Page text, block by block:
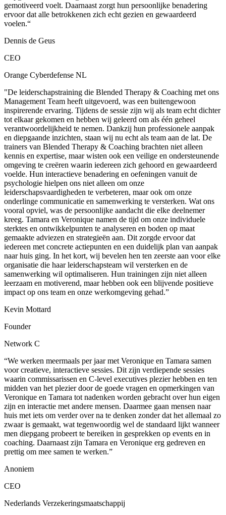
gemotiveerd voelt. Daarnaast zorgt hun persoonlijke benadering
ervoor dat alle betrokkenen zich echt gezien en gewaardeerd
voelen.“
Dennis de Geus
CEO
Orange Cyberdefense NL
"De leiderschapstraining die Blended Therapy & Coaching met ons
Management Team heeft uitgevoerd, was een buitengewoon
inspirerende ervaring. Tijdens de sessie zijn wij als team echt dichter
tot elkaar gekomen en hebben wij geleerd om als één geheel
verantwoordelijkheid te nemen. Dankzij hun professionele aanpak
en diepgaande inzichten, staan wij nu echt als team aan de lat. De
trainers van Blended Therapy & Coaching brachten niet alleen
kennis en expertise, maar wisten ook een veilige en ondersteunende
omgeving te creëren waarin iedereen zich gehoord en gewaardeerd
voelde. Hun interactieve benadering en oefeningen vanuit de
psychologie hielpen ons niet alleen om onze
leiderschapsvaardigheden te verbeteren, maar ook om onze
onderlinge communicatie en samenwerking te versterken. Wat ons
vooral opviel, was de persoonlijke aandacht die elke deelnemer
kreeg. Tamara en Veronique namen de tijd om onze individuele
sterktes en ontwikkelpunten te analyseren en boden op maat
gemaakte adviezen en strategieën aan. Dit zorgde ervoor dat
iedereen met concrete actiepunten en een duidelijk plan van aanpak
naar huis ging. In het kort, wij bevelen hen ten zeerste aan voor elke
organisatie die haar leiderschapsteam wil versterken en de
samenwerking wil optimaliseren. Hun trainingen zijn niet alleen
leerzaam en motiverend, maar hebben ook een blijvende positieve
impact op ons team en onze werkomgeving gehad.”
Kevin Mottard
Founder
Network C
“We werken meermaals per jaar met Veronique en Tamara samen
voor creatieve, interactieve sessies. Dit zijn verdiepende sessies
waarin commissarissen en C-level executives plezier hebben en ten
midden van het plezier door de goede vragen en opmerkingen van
Veronique en Tamara tot nadenken worden gebracht over hun eigen
zijn en interactie met andere mensen. Daarmee gaan mensen naar
huis met iets om verder over na te denken zonder dat het allemaal zo
zwaar is gemaakt, wat tegenwoordig wel de standaard lijkt wanneer
men diepgang probeert te bereiken in gesprekken op events en in
coaching. Daarnaast zijn Tamara en Veronique erg gedreven en
prettig om mee samen te werken.”
Anoniem
CEO
Nederlands Verzekeringsmaatschappij